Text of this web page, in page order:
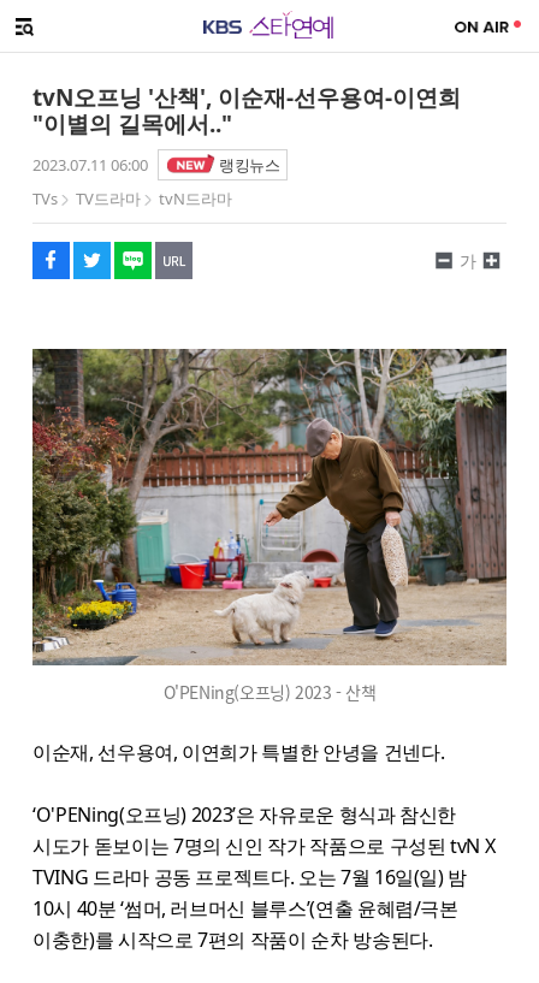
메뉴 열기
tvN오프닝 '산책', 이순재-선우용여-이연희
"이별의 길목에서.."
2023.07.11 06:00
랭킹뉴스
TVs
TV드라마 tvN드라마
페이스북
트위터
네이버
URL복사
글씨 작게보기
가
글씨 크게보기
O'PENing(오프닝) 2023 - 산책
이순재, 선우용여, 이연희가 특별한 안녕을 건넨다.
‘O'PENing(오프닝) 2023’은 자유로운 형식과 참신한
시도가 돋보이는 7명의 신인 작가 작품으로 구성된 tvN X
TVING 드라마 공동 프로젝트다. 오는 7월 16일(일) 밤
10시 40분 ‘썸머, 러브머신 블루스’(연출 윤혜렴/극본
이충한)를 시작으로 7편의 작품이 순차 방송된다.
해시태그